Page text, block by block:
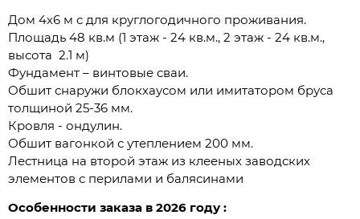
Дом 4х6 м с для круглогодичного проживания.
Площадь 48 кв.м (1 этаж - 24 кв.м., 2 этаж - 24 кв.м.,
высота 2.1 м)
Фундамент – винтовые сваи.
Обшит снаружи блокхаусом или имитатором бруса
толщиной 25-36 мм.
Кровля - ондулин.
Обшит вагонкой с утеплением 200 мм.
Лестница на второй этаж из клееных заводских
элементов с перилами и балясинами
Особенности заказа в 2026 году :